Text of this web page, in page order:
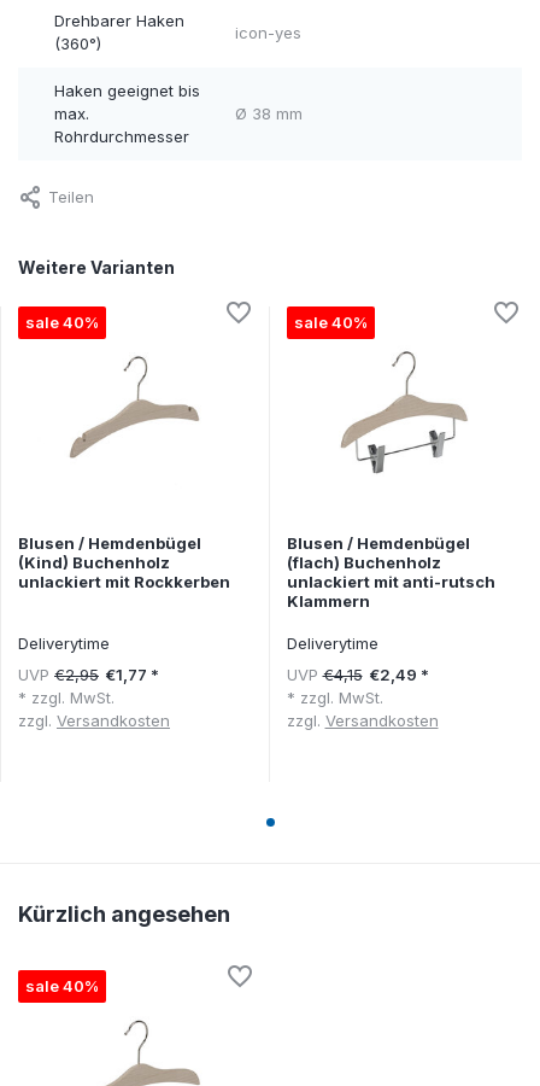
Drehbarer Haken
(360°)
icon-yes
Haken geeignet bis
max.
Rohrdurchmesser
Ø 38 mm
Teilen
Weitere Varianten
sale 40%
Blusen / Hemdenbügel
(Kind) Buchenholz
unlackiert mit Rockkerben
Deliverytime
UVP €2,95 €1,77 *
* zzgl. MwSt.
zzgl. Versandkosten
sale 40%
Blusen / Hemdenbügel
(flach) Buchenholz
unlackiert mit anti-rutsch
Klammern
Deliverytime
UVP €4,15 €2,49 *
* zzgl. MwSt.
zzgl. Versandkosten
Kürzlich angesehen
sale 40%